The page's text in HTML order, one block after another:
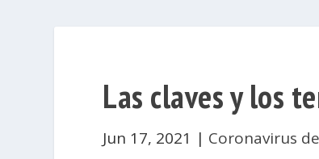
Las claves y los
Jun 17, 2021 | Coronavirus